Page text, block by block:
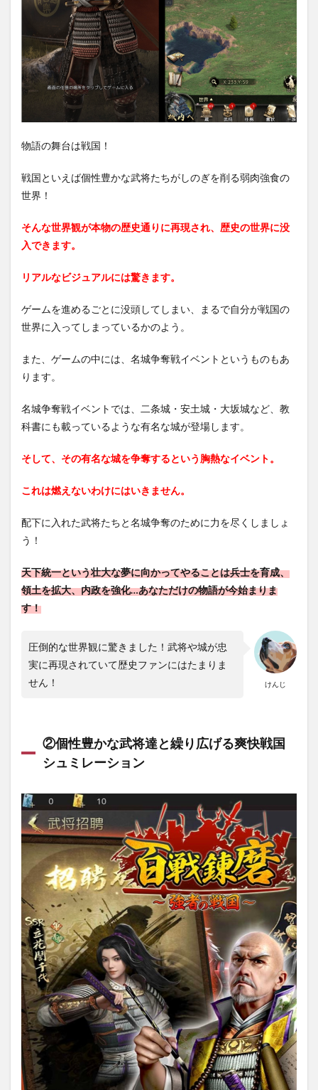
武将
達と
繰り
広げ
る爽
快戦
国シ
ショ
分だ
けの
武将
を育
てら
る！
百戦
錬磨
解
説！
①初
回報
にゲ
し、
ップ
す！
2.2
ゲッ
トを
忘れ
ず
単設
部隊
成し
敵を
一掃
せ
よ！
【百
磨】
のレ
ビュ
ー・
感
想：
まと
め
物語の舞台は戦国！
戦国といえば個性豊かな武将たちがしのぎを削る弱肉強食の
世界！
そんな世界観が本物の歴史通りに再現され、歴史の世界に没
入できます。
リアルなビジュアルには驚きます。
ゲームを進めるごとに没頭してしまい、まるで自分が戦国の
世界に入ってしまっているかのよう。
また、ゲームの中には、名城争奪戦イベントというものもあ
ります。
名城争奪戦イベントでは、二条城・安土城・大坂城など、教
科書にも載っているような有名な城が登場します。
そして、その有名な城を争奪するという胸熱なイベント。
これは燃えないわけにはいきません。
配下に入れた武将たちと名城争奪のために力を尽くしましょ
う！
天下統一という壮大な夢に向かってやることは兵士を育成、
領土を拡大、内政を強化…あなただけの物語が今始まりま
す！
けんじ
圧倒的な世界観に驚きました！武将や城が忠
実に再現されていて歴史ファンにはたまりま
せん！
②個性豊かな武将達と繰り広げる爽快戦国
シュミレーション